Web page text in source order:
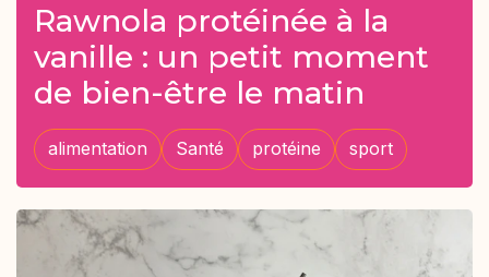
Rawnola protéinée à la
vanille : un petit moment
de bien-être le matin
alimentation Santé protéine sport